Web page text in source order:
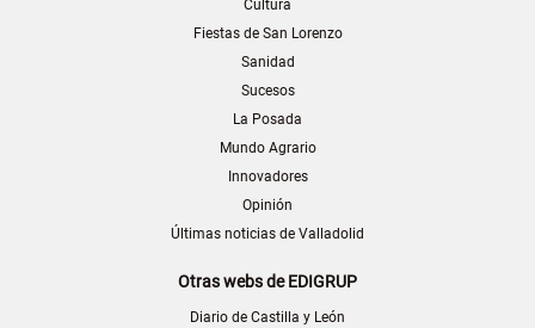
Cultura
Fiestas de San Lorenzo
Sanidad
Sucesos
La Posada
Mundo Agrario
Innovadores
Opinión
Últimas noticias de Valladolid
Otras webs de EDIGRUP
Diario de Castilla y León